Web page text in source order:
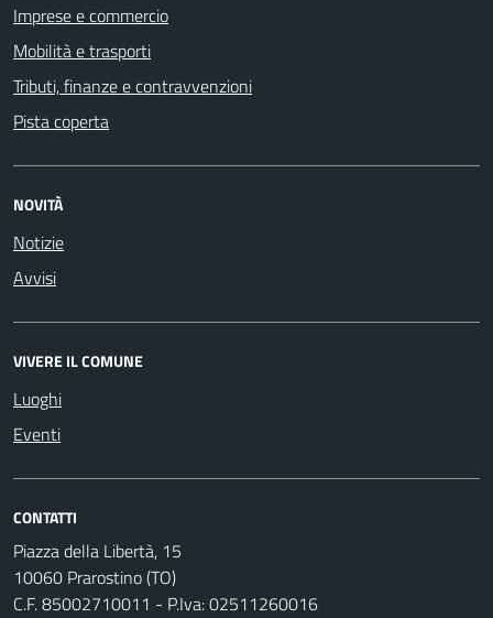
Imprese e commercio
Mobilità e trasporti
Tributi, finanze e contravvenzioni
Pista coperta
NOVITÀ
Notizie
Avvisi
VIVERE IL COMUNE
Luoghi
Eventi
CONTATTI
Piazza della Libertà, 15
10060 Prarostino (TO)
C.F. 85002710011 - P.Iva: 02511260016